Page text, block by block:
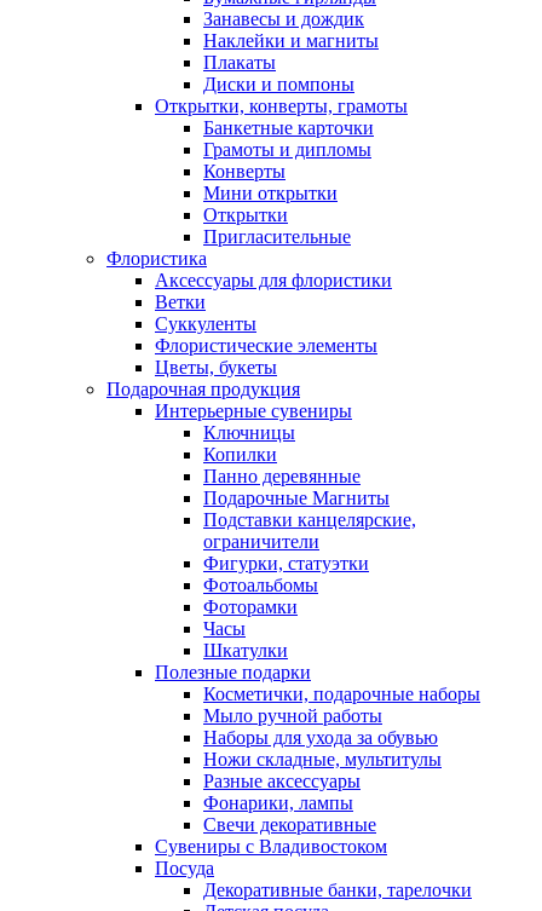
Занавесы и дождик
Наклейки и магниты
Плакаты
Диски и помпоны
Открытки, конверты, грамоты
Банкетные карточки
Грамоты и дипломы
Конверты
Мини открытки
Открытки
Пригласительные
Флористика
Аксессуары для флористики
Ветки
Суккуленты
Флористические элементы
Цветы, букеты
Подарочная продукция
Интерьерные сувениры
Ключницы
Копилки
Панно деревянные
Подарочные Магниты
Подставки канцелярские,
ограничители
Фигурки, статуэтки
Фотоальбомы
Фоторамки
Часы
Шкатулки
Полезные подарки
Косметички, подарочные наборы
Мыло ручной работы
Наборы для ухода за обувью
Ножи складные, мультитулы
Разные аксессуары
Фонарики, лампы
Свечи декоративные
Сувениры с Владивостоком
Посуда
Декоративные банки, тарелочки